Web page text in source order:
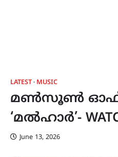
LATEST MUSIC
മൺസൂൺ ഓഫ്
‘മൽഹാർ’-
June 13, 2026